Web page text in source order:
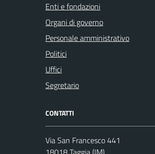
Enti e fondazioni
Organi di governo
Personale amministrativo
Politici
Uffici
Segretario
CONTATTI
Via San Francesco 441